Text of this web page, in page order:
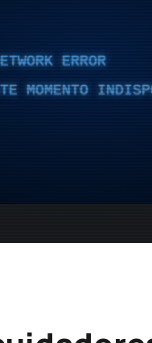
ERROR
MOMENTO